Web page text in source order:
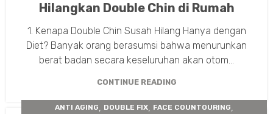
Hilangkan Double Chin di Rumah
1. Kenapa Double Chin Susah Hilang Hanya dengan
Diet? Banyak orang berasumsi bahwa menurunkan
berat badan secara keseluruhan akan otom...
CONTINUE READING
ANTI AGING, DOUBLE FIX, FACE COUNTOURING,